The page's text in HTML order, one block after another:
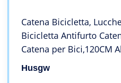
Catena Bicicletta,
Bicicletta Antifurto
Catena per Bici,120CM
Antifurto Moto,
Moto,Adatto per Varie
Husgw